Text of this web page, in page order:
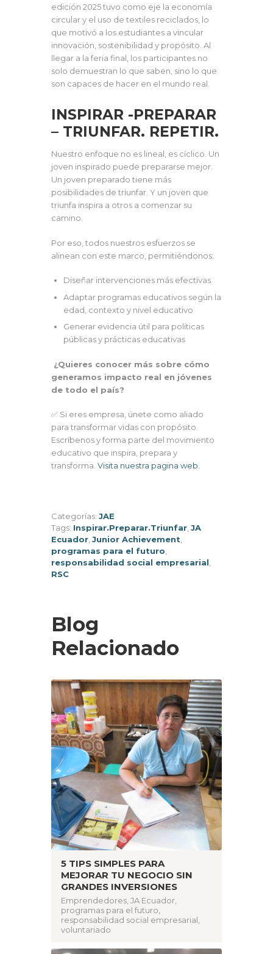
edición 2025 tuvo como eje la economía
circular y el uso de textiles reciclados, lo
que motivó a los estudiantes a vincular
innovación, sostenibilidad y propósito. Al
llegar a la feria final, los participantes no
solo demuestran lo que saben, sino lo que
son capaces de hacer en el mundo real.
INSPIRAR -PREPARAR
– TRIUNFAR. REPETIR.
Nuestro enfoque no es lineal, es cíclico. Un
joven inspirado puede prepararse mejor.
Un joven preparado tiene más
posibilidades de triunfar. Y un joven que
triunfa inspira a otros a comenzar su
camino.
Por eso, todos nuestros esfuerzos se
alinean con este marco, permitiéndonos:
Diseñar intervenciones más efectivas
Adaptar programas educativos según la
edad, contexto y nivel educativo
Generar evidencia útil para políticas
públicas y prácticas educativas
¿Quieres conocer más sobre cómo
generamos impacto real en jóvenes
de todo el país?
✅ Si eres empresa, únete como aliado
para transformar vidas con propósito.
Escríbenos y forma parte del movimiento
educativo que inspira, prepara y
transforma. Visita nuestra pagina web.
Categorías: JAE
Tags: Inspirar.Preparar.Triunfar JA
Ecuador Junior Achievement
programas para el futuro
responsabilidad social empresarial
RSC
Blog
Relacionado
5 TIPS SIMPLES PARA
MEJORAR TU NEGOCIO SIN
GRANDES INVERSIONES
Emprendedores ,JA Ecuador
programas para el futuro
responsabilidad social empresarial
voluntariado